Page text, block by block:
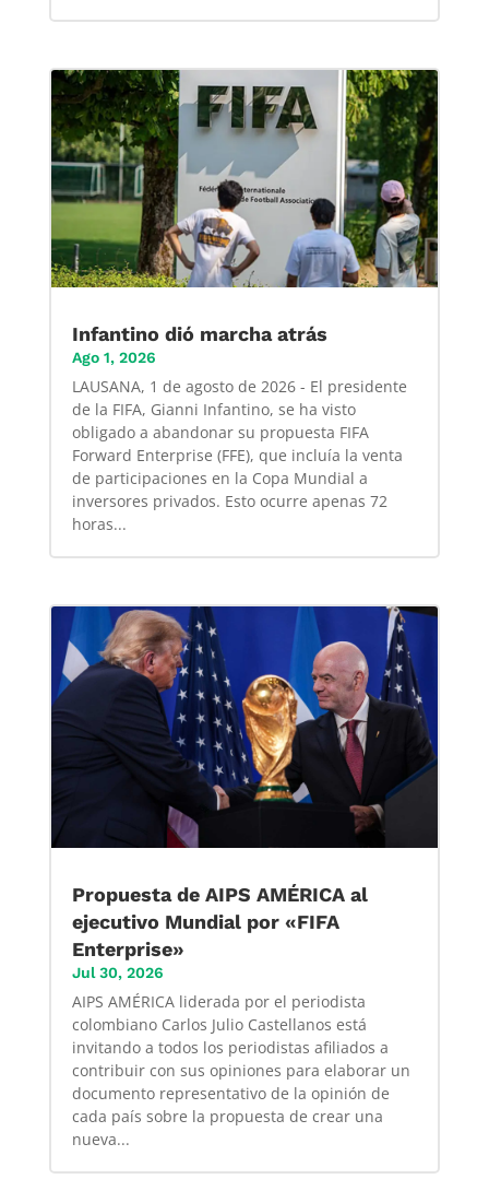
Infantino dió marcha atrás
Ago 1, 2026
LAUSANA, 1 de agosto de 2026 - El presidente
de la FIFA, Gianni Infantino, se ha visto
obligado a abandonar su propuesta FIFA
Forward Enterprise (FFE), que incluía la venta
de participaciones en la Copa Mundial a
inversores privados. Esto ocurre apenas 72
horas...
Propuesta de AIPS AMÉRICA al
ejecutivo Mundial por «FIFA
Enterprise»
Jul 30, 2026
AIPS AMÉRICA liderada por el periodista
colombiano Carlos Julio Castellanos está
invitando a todos los periodistas afiliados a
contribuir con sus opiniones para elaborar un
documento representativo de la opinión de
cada país sobre la propuesta de crear una
nueva...